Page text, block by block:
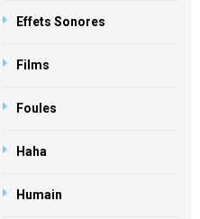
Effets Sonores
Films
Foules
Haha
Humain